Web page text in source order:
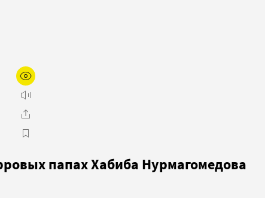
папах Хабиба Нурмагомедова